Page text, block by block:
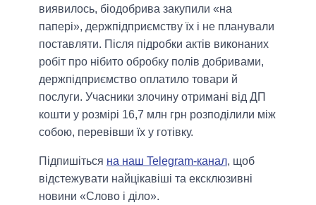
виявилось, біодобрива закупили «на
папері», держпідприємству їх і не планували
поставляти. Після підробки актів виконаних
робіт про нібито обробку полів добривами,
держпідприємство оплатило товари й
послуги. Учасники злочину отримані від ДП
кошти у розмірі 16,7 млн грн розподілили між
собою, перевівши їх у готівку.
Підпишіться на наш Telegram-канал, щоб
відстежувати найцікавіші та ексклюзивні
новини «Слово і діло».